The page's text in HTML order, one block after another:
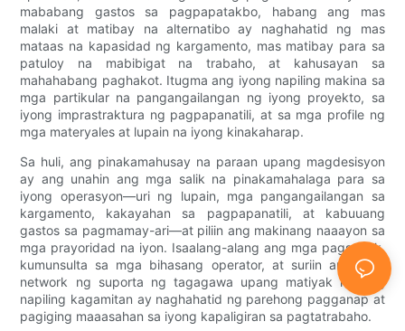
mababang gastos sa pagpapatakbo, habang ang mas
malaki at matibay na alternatibo ay naghahatid ng mas
mataas na kapasidad ng kargamento, mas matibay para sa
patuloy na mabibigat na trabaho, at kahusayan sa
mahahabang paghakot. Itugma ang iyong napiling makina sa
mga partikular na pangangailangan ng iyong proyekto, sa
iyong imprastraktura ng pagpapanatili, at sa mga profile ng
mga materyales at lupain na iyong kinakaharap.
Sa huli, ang pinakamahusay na paraan upang magdesisyon
ay ang unahin ang mga salik na pinakamahalaga para sa
iyong operasyon—uri ng lupain, mga pangangailangan sa
kargamento, kakayahan sa pagpapanatili, at kabuuang
gastos sa pagmamay-ari—at piliin ang makinang naaayon sa
mga prayoridad na iyon. Isaalang-alang ang mga pagsubok,
kumunsulta sa mga bihasang operator, at suriin ang mga
network ng suporta ng tagagawa upang matiyak na ang
napiling kagamitan ay naghahatid ng parehong pagganap at
pagiging maaasahan sa iyong kapaligiran sa pagtatrabaho.